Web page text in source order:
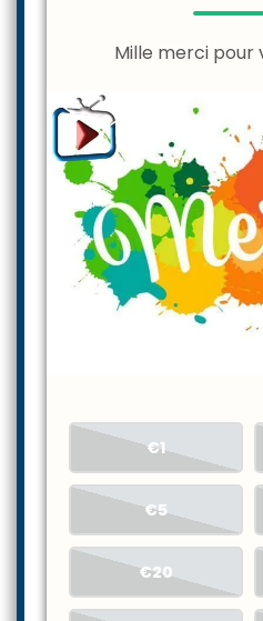
Mille merci pour
€1
€5
€20